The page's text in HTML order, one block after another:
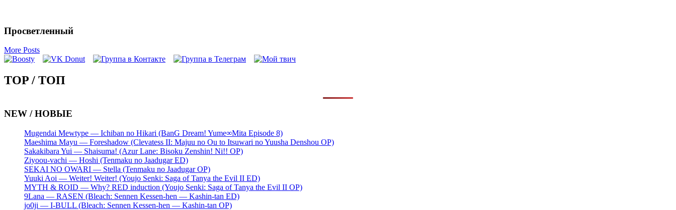
Просветленный
More Posts
TOP / ТОП
NEW / НОВЫЕ
Mugendai Mewtype — Ichiban no Hikari (BanG Dream! Yume∞Mita Episode 8)
Maeshima Mayu — Foreshadow (Clevatess II: Majuu no Ou to Itsuwari no Yuusha Denshou OP)
Sakakibara Yui — Shaisuma! (Azur Lane: Bisoku Zenshin! Ni!! OP)
Ziyoou-vachi — Hoshi (Tenmaku no Jaadugar ED)
SEKAI NO OWARI — Stella (Tenmaku no Jaadugar OP)
Yuuki Aoi — Weiter! Weiter! (Youjo Senki: Saga of Tanya the Evil II ED)
MYTH & ROID — Why? RED induction (Youjo Senki: Saga of Tanya the Evil II OP)
9Lana — RASEN (Bleach: Sennen Kessen-hen — Kashin-tan ED)
jo0ji — I-BULL (Bleach: Sennen Kessen-hen — Kashin-tan OP)